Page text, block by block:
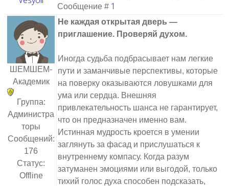
Сообщение # 1
ШЕМШЕМ-
Академик
Группа:
Администра
торы
Сообщений:
176
Статус:
Offline
Не каждая открытая дверь —
приглашение. Проверяй духом.
Иногда судьба подбрасывает нам легкие
пути и заманчивые перспективы, которые
на поверку оказываются ловушками для
ума или сердца. Внешняя
привлекательность шанса не гарантирует,
что он предназначен именно вам.
Истинная мудрость кроется в умении
заглянуть за фасад и прислушаться к
внутреннему компасу. Когда разум
затуманен эмоциями или выгодой, только
тихий голос духа способен подсказать,